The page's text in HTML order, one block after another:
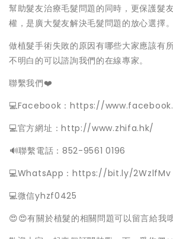
幫助髮友治療毛髮問題的同時，更保護髮
權，是廣大髮友解決毛髮問題的放心選擇。
做植髮手術失敗的原因有哪些大家應該有
不明白的可以諮詢我們的在線專家。
聯繫我們❤️
💻Facebook：https://
💻官方網址：http://www.zhifa.hk/
️🔊聯繫電話：852-9561 0196
💻WhatsApp：https://bit.ly/2WzlfMv
💻微信yhzf0425
😍😍有關於植髮的相關問題可以留言給我